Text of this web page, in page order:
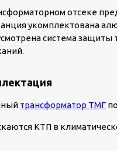
отсеке
укомплектована
система защиты
трансформатор ТМГ
КТП в